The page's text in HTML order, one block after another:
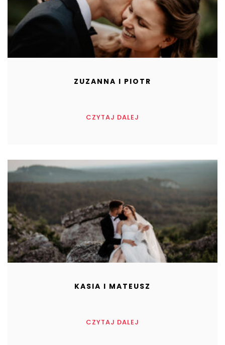
ZUZANNA I PIOTR
CZYTAJ DALEJ
KASIA I MATEUSZ
CZYTAJ DALEJ